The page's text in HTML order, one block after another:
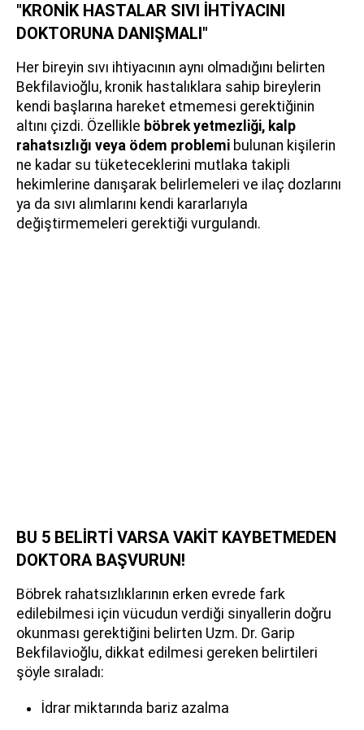
"KRONİK HASTALAR SIVI İHTİYACINI
DOKTORUNA DANIŞMALI"
Her bireyin sıvı ihtiyacının aynı olmadığını belirten
Bekfilavioğlu, kronik hastalıklara sahip bireylerin
kendi başlarına hareket etmemesi gerektiğinin
altını çizdi. Özellikle böbrek yetmezliği, kalp
rahatsızlığı veya ödem problemi bulunan kişilerin
ne kadar su tüketeceklerini mutlaka takipli
hekimlerine danışarak belirlemeleri ve ilaç dozlarını
ya da sıvı alımlarını kendi kararlarıyla
değiştirmemeleri gerektiği vurgulandı.
BU 5 BELİRTİ VARSA VAKİT KAYBETMEDEN
DOKTORA BAŞVURUN!
Böbrek rahatsızlıklarının erken evrede fark
edilebilmesi için vücudun verdiği sinyallerin doğru
okunması gerektiğini belirten Uzm. Dr. Garip
Bekfilavioğlu, dikkat edilmesi gereken belirtileri
şöyle sıraladı:
İdrar miktarında bariz azalma